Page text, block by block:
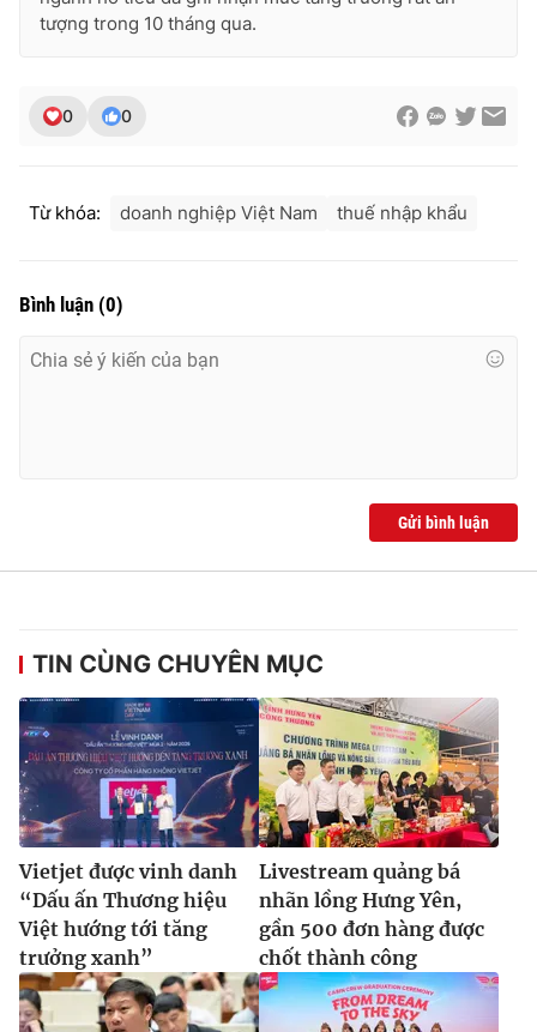
Ðiện thoại Thời báo VTV:
024.66 897 897
tượng trong 10 tháng qua.
0 0
Từ khóa: doanh nghiệp Việt Nam thuế nhập khẩu
Bình luận (0)
Gửi bình luận
TIN CÙNG CHUYÊN MỤC
Vietjet được vinh danh
“Dấu ấn Thương hiệu
Việt hướng tới tăng
trưởng xanh”
Livestream quảng bá
nhãn lồng Hưng Yên,
gần 500 đơn hàng được
chốt thành công